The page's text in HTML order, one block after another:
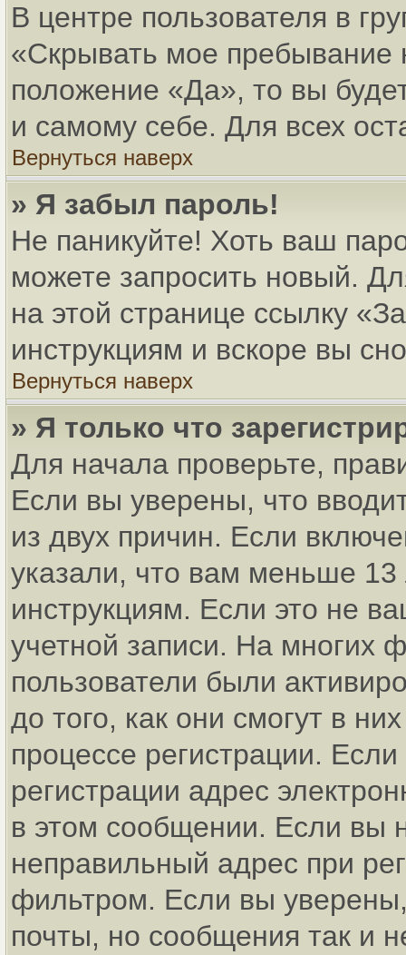
В центре пользователя в
«Скрывать мое пребывание
положение «Да», то вы
и самому себе. Для всех
Вернуться наверх
» Я забыл пароль!
Не паникуйте! Хоть ваш
можете запросить новый.
на этой странице ссылку
инструкциям и вскоре вы
Вернуться наверх
» Я только что
Для начала проверьте,
Если вы уверены, что
из двух причин. Если
указали, что вам меньше
инструкциям. Если это не
учетной записи. На многих
пользователи были
до того, как они смогут в
процессе регистрации.
регистрации адрес
в этом сообщении. Если вы
неправильный адрес при
фильтром. Если вы
почты, но сообщения так и